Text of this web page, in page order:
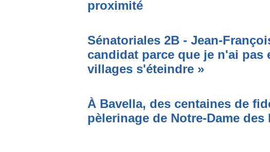
proximité
Sénatoriales 2B - Jean-
candidat parce que je n'ai pas
villages s'éteindre »
À Bavella, des centaines de
pèlerinage de Notre-Dame des